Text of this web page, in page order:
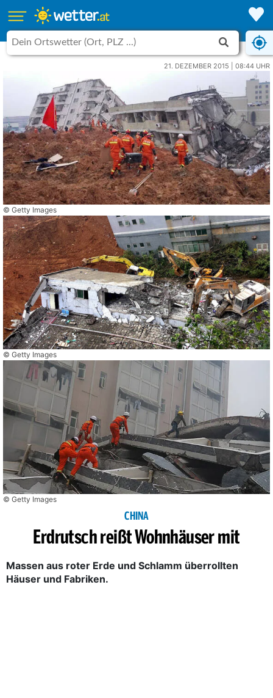
21. DEZEMBER 2015 | 08:44 UHR
© Getty Images
© Getty Images
© Getty Images
CHINA
Erdrutsch reißt Wohnhäuser mit
Massen aus roter Erde und Schlamm überrollten
Häuser und Fabriken.